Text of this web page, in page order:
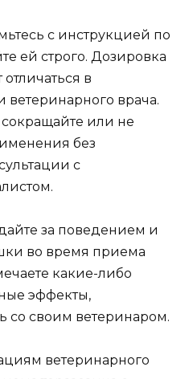
с инструкцией по
ей строго. Дозировка
в
ветеринарного врача.
или не
без
с
за поведением и
во время приема
какие-либо
эффекты,
со своим ветеринаром.
ветеринарного